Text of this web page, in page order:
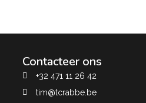
Contacteer ons
+32 471 11 26 42
tim@tcrabbe.be